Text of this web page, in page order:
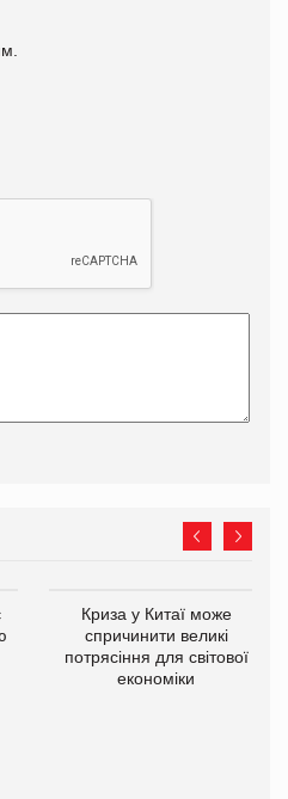
Криза у Китаї може
спричинити великі
потрясіння для світової
економіки